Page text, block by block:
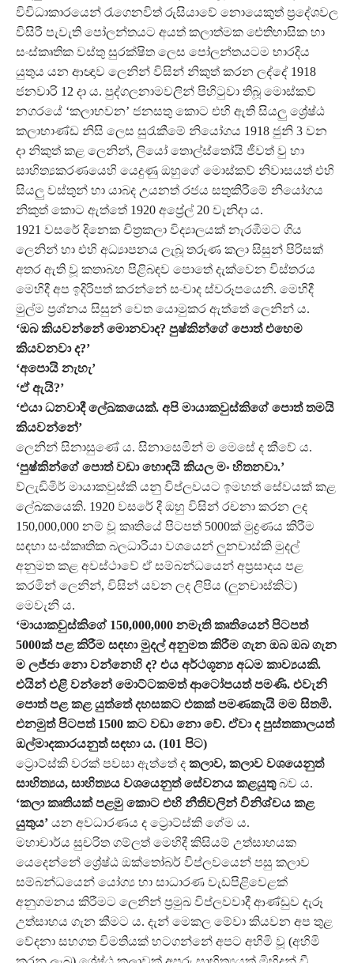
විවිධාකාරයෙන් රැගෙනවිත් රුසියාවේ නොයෙකුත් ප්‍රදේශවල
විසිරී පැවැති පෝලන්තයට අයත් කලාත්මක ඓතිහාසික හා
සංස්කෘතික වස්තු සුරක්ෂිත ලෙස පෝලන්තයටම භාරදිය
යුතුය යන ආඥාව ලෙනින් විසින් නිකුත් කරන ලද්දේ 1918
ජනවාරි 12 දා ය. පුද්ගලනාමවලින් පිහිටුවා තිබූ මොස්කව්
නගරයේ ‘කලාභවන’ ජනසතු කොට එහි ඇති සියලු ශ්‍රේෂ්ඨ
කලාභාණ්ඩ නිසි ලෙස සුරැකීමේ නියෝගය 1918 ජුනි 3 වන
දා නිකුත් කළ ලෙනින්, ලියෝ තොල්ස්තෝයි ජීවත් වු හා
සාහිත්‍යකරණයෙහි යෙදුණු ඔහුගේ මොස්කව් නිවාසයත් එහි
සියලු වස්තුන් හා යාබද උයනත් රජය සතුකිරීමේ නියෝගය
නිකුත් කොට ඇත්තේ 1920 අප්‍රේල් 20 වැනිදා ය.
1921 වසරේ දිනෙක චිත්‍රකලා විද්‍යාලයක් නැරඹීමට ගිය
ලෙනින් හා එහි අධ්‍යාපනය ලැබූ තරුණ කලා සිසුන් පිරිසක්
අතර ඇති වූ කතාබහ පිළිබඳව පොතේ දැක්වෙන විස්තරය
මෙහිදී අප ඉදිරිපත් කරන්නේ සංවාද ස්වරූපයෙනි. මෙහිදී
මුල්ම ප්‍රශ්නය සිසුන් වෙත යොමුකර ඇත්තේ ලෙනින් ය.
‘ඔබ කියවන්නේ මොනවාද? පුෂ්කින්ගේ පොත් එහෙම
කියවනවා ද?’
‘අපොයි නැහැ’
‘ඒ ඇයි?’
‘එයා ධනවාදී ලේඛකයෙක්. අපි මායාකවුස්කිගේ පොත් තමයි
කියවන්නේ’
ලෙනින් සිනාසුණේ ය. සිනාසෙමින් ම මෙසේ ද කීවේ ය.
‘පුෂ්කින්ගේ පොත් වඩා හොඳයි කියල මං හිතනවා.’
ව්ලැඩිමිර් මායාකවුස්කි යනු විප්ලවයට ඉමහත් සේවයක් කළ
ලේඛකයෙකි. 1920 වසරේ දී ඔහු විසින් රචනා කරන ලද
150,000,000 නම් වූ කෘතියේ පිටපත් 5000ක් මුද්‍රණය කිරීම
සඳහා සංස්කෘතික බලධාරියා වශයෙන් ලුනචාස්කි මුදල්
අනුමත කළ අවස්ථාවේ ඒ සම්බන්ධයෙන් අප්‍රසාදය පළ
කරමින් ලෙනින්, විසින් යවන ලද ලිපිය (ලුනචාස්කිට)
මෙවැනි ය.
‘මායාකවුස්කිගේ 150,000,000 නමැති කෘතියෙන් පිටපත්
5000ක් පළ කිරීම සඳහා මුදල් අනුමත කිරීම ගැන ඔබ ඔබ ගැන
ම ලජ්ජා නො වන්නෙහි ද? එය අර්ථශූන්‍ය අධම කාව්‍යයකි.
එයින් එළි වන්නේ මොට්ටකමත් ආටෝපයත් පමණි. එවැනි
පොත් පළ කළ යුත්තේ දහසකට එකක් පමණකැයි මම සිතමි.
එනමුත් පිටපත් 1500 කට වඩා නො වේ. ඒවා ද පුස්තකාලයත්
ඔල්මාදකාරයනුත් සඳහා ය. (101 පිට)
ට්‍රොට්ස්කි වරක් පවසා ඇත්තේ ද කලාව, කලාව වශයෙනුත්
සාහිත්‍යය, සාහිත්‍යය වශයෙනුත් සේවනය කළයුතුබව ය.
‘කලා කෘතියක් පළමු කොට එහි නීතිවලින් විනිශ්චය කළ
යුතුය’ යන අවධාරණය ද ට්‍රොට්ස්කි ගේම ය.
මහාචාර්ය සුචරිත ගම්ලත් මෙහිදී කිසියම් උත්සාහයක
යෙදෙන්නේ ශ්‍රේෂ්ඨ ඔක්තෝබර් විප්ලවයෙන් පසු කලාව
සම්බන්ධයෙන් යෝග්‍ය හා සාධාරණ වැඩපිළිවෙළක්
අනුගමනය කිරීමට ලෙනින් ප්‍රමුඛ විප්ලවවාදී ආණ්ඩුව දැරූ
උත්සාහය ගැන කීමට ය. දැන් මෙකල මේවා කියවන අප තුළ
වේදනා සහගත විමතියක් හටගන්නේ අපට අහිමි වූ (අහිමි